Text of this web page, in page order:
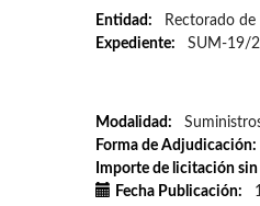
Entidad Rectorado
Expediente
SUM-19/
Modalidad
Forma de Adjudicación
Importe de licitación
Fecha Publicación